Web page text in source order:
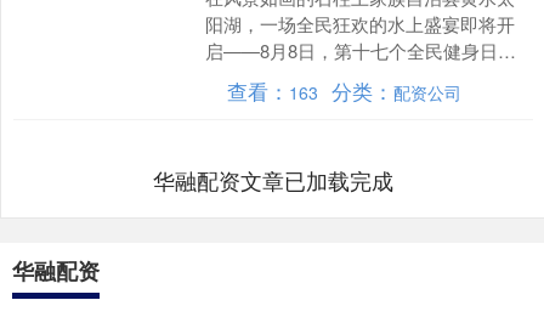
阳湖，一场全民狂欢的水上盛宴即将开
启——8月8日，第十七个全民健身日，
重庆公开水域游泳比赛将惊艳上演，400
余名选手云集太阳湖....
查看： 163 分类：配资公司
华融配资文章已加载完成
华融配资